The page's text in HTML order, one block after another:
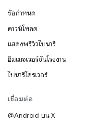
ข้อกำหนด
ดาวน์โหลด
แสดงพรีวิวไบนารี
อิมเมจเวอร์ชันโรงงาน
ไบนารีไดรเวอร์
เชื่อมต่อ
@Android บน X